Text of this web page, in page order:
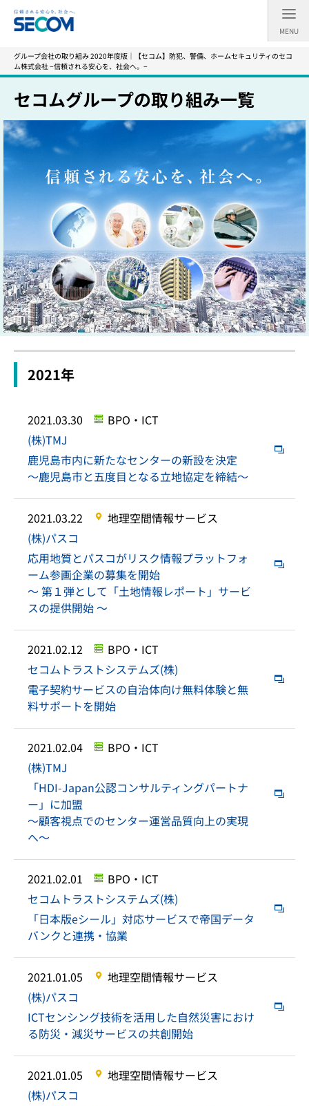
MENU
グループ会社の取り組み 2020年度版｜【セコム】防犯、警備、ホームセキュリティのセコ
ム株式会社 −信頼される安心を、社会へ。−
セコムグループの取り組み一覧
2021年
2021.03.30
BPO・ICT
(株)TMJ
鹿児島市内に新たなセンターの新設を決定
～鹿児島市と五度目となる立地協定を締結～
2021.03.22
地理空間情報サービス
(株)パスコ
応用地質とパスコがリスク情報プラットフォ
ーム参画企業の募集を開始
～ 第１弾として「土地情報レポート」サービ
スの提供開始 ～
2021.02.12
BPO・ICT
セコムトラストシステムズ(株)
電子契約サービスの自治体向け無料体験と無
料サポートを開始
2021.02.04
BPO・ICT
(株)TMJ
「HDI-Japan公認コンサルティングパートナ
ー」に加盟
～顧客視点でのセンター運営品質向上の実現
へ～
2021.02.01
BPO・ICT
セコムトラストシステムズ(株)
「日本版eシール」対応サービスで帝国データ
バンクと連携・協業
2021.01.05
地理空間情報サービス
(株)パスコ
ICTセンシング技術を活用した自然災害におけ
る防災・減災サービスの共創開始
2021.01.05
地理空間情報サービス
(株)パスコ